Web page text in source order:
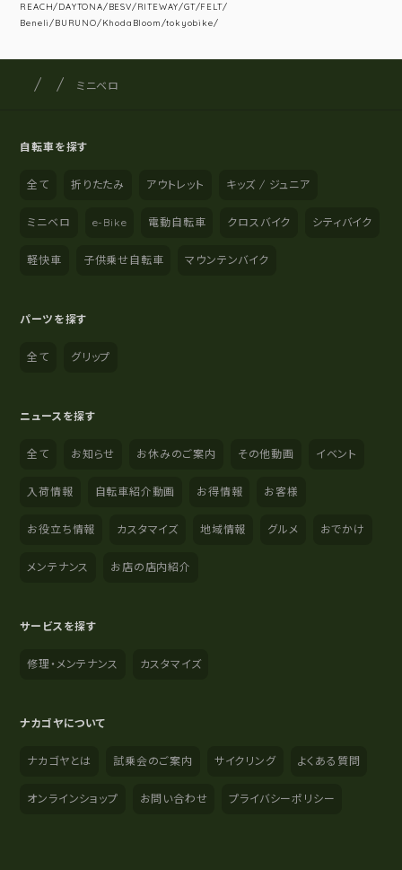
REACH/DAYTONA/BESV/RITEWAY/GT/FELT/
Beneli/BURUNO/KhodaBloom/tokyobike/
サイト内の現在地
サイクルショップナカゴヤ
ミニベロ
自転車を探す
全て 折りたたみ アウトレット キッズ / ジュニア
ミニベロ e-Bike 電動自転車 クロスバイク シティバイク
軽快車 子供乗せ自転車 マウンテンバイク
パーツを探す
全て グリップ
ニュースを探す
全て お知らせ お休みのご案内 その他動画 イベント
入荷情報 自転車紹介動画 お得情報 お客様
お役立ち情報 カスタマイズ 地域情報 グルメ おでかけ
メンテナンス お店の店内紹介
サービスを探す
修理・メンテナンス カスタマイズ
ナカゴヤについて
ナカゴヤとは 試乗会のご案内 サイクリング よくある質問
オンラインショップ お問い合わせ プライバシーポリシー